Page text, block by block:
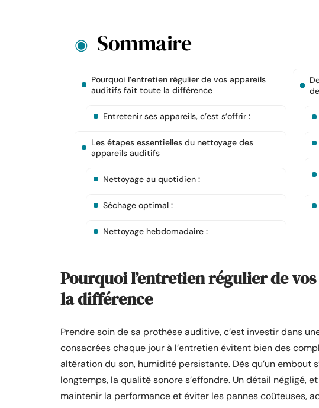
Sommaire
Pourquoi l’entretien régulier de vos appareils
auditifs fait toute la différence
Entretenir ses appareils, c’est s’offrir :
Les étapes essentielles du nettoyage des
appareils auditifs
Nettoyage au quotidien :
Séchage optimal :
Nettoyage hebdomadaire :
Pourquoi l’entretien régulier de
la différence
Prendre soin de sa prothèse auditive, c’est investir dans
consacrées chaque jour à l’entretien évitent bien des
altération du son, humidité persistante. Dès qu’un embout
longtemps, la qualité sonore s’effondre. Un détail négligé,
maintenir la performance et éviter les pannes coûteuses,